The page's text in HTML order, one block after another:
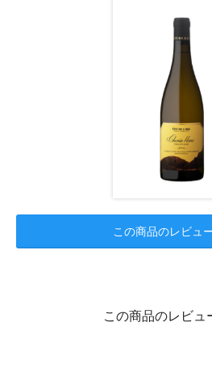
この商品のレビュ
この商品のレビュ